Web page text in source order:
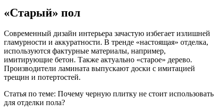
«Старый» пол
Современный дизайн интерьера зачастую избегает излишней
гламурности и аккуратности. В тренде «настоящая» отделка,
используются фактурные материалы, например,
имитирующие бетон. Также актуально «старое» дерево.
Производители ламината выпускают доски с имитацией
трещин и потертостей.
Статья по теме: Почему черную плитку не стоит использовать
для отделки пола?